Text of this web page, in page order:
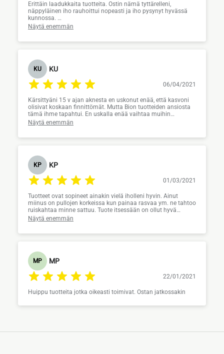
Erittäin laadukkaita tuotteita. Ostin nämä tyttärelleni,
näppyläinen iho rauhoittui nopeasti ja iho pysynyt hyvässä
kunnossa.
Naamio itselläkin säännöllisesti käytössä.
Näytä enemmän
KU KU
06/04/2021
Kärsittyäni 15 v ajan aknesta en uskonut enää, että kasvoni
olisivat koskaan finnittömät. Mutta Bion tuotteiden ansiosta
tämä ihme tapahtui. En uskalla enää vaihtaa muihin
tuotteisiin. Erittäin riittoisat ovat.
Näytä enemmän
KP KP
01/03/2021
Tuotteet ovat sopineet ainakin vielä iholleni hyvin. Ainut
miinus on pullojen korkeissa kun painaa rasvaa ym. ne tahtoo
ruiskahtaa minne sattuu. Tuote itsessään on ollut hyvä
varsinkin naamion jälkeen iho tuntuu muutaman päivän
Näytä enemmän
MP MP
22/01/2021
Huippu tuotteita jotka oikeasti toimivat. Ostan jatkossakin